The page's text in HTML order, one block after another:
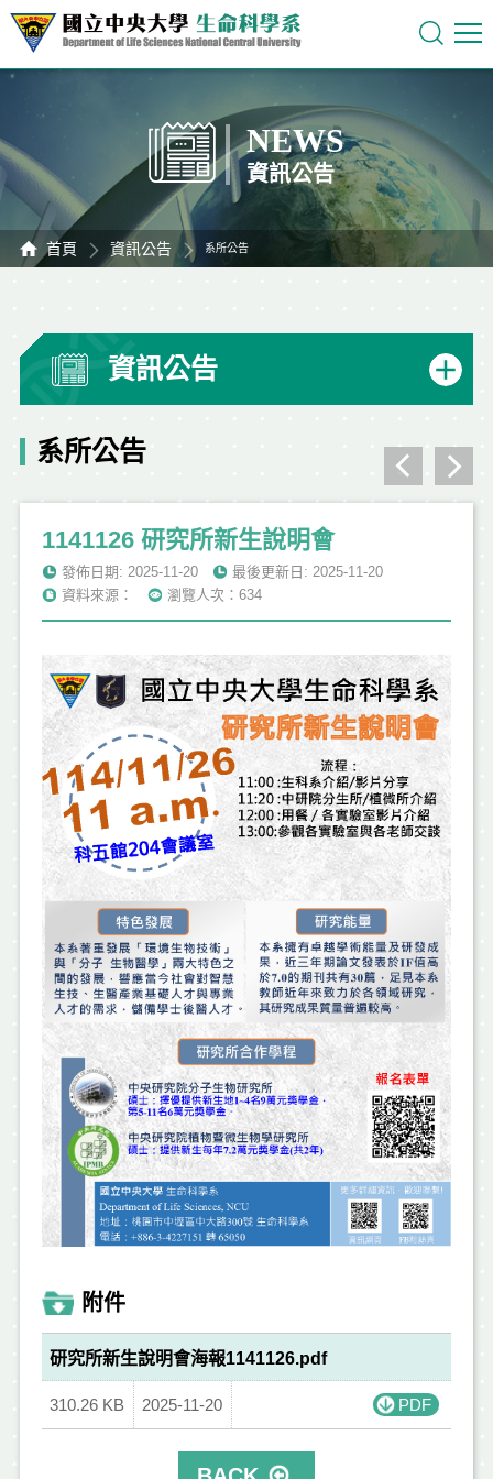
NEWS
資訊公告
首頁 資訊公告 系所公告
資訊公告
系所公告
1141126 研究所新生說明會
發佈日期: 2025-11-20
最後更新日: 2025-11-20
資料來源：
瀏覽人次：634
附件
研究所新生說明會海報1141126.pdf
310.26 KB 2025-11-20 PDF